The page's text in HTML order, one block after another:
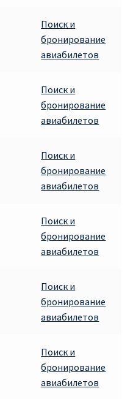
РЕЙСОВ RYANAIR
Поиск и
бронирование
авиабилетов
Поиск и
бронирование
авиабилетов
Поиск и
бронирование
авиабилетов
Поиск и
бронирование
авиабилетов
Поиск и
бронирование
авиабилетов
Поиск и
бронирование
авиабилетов